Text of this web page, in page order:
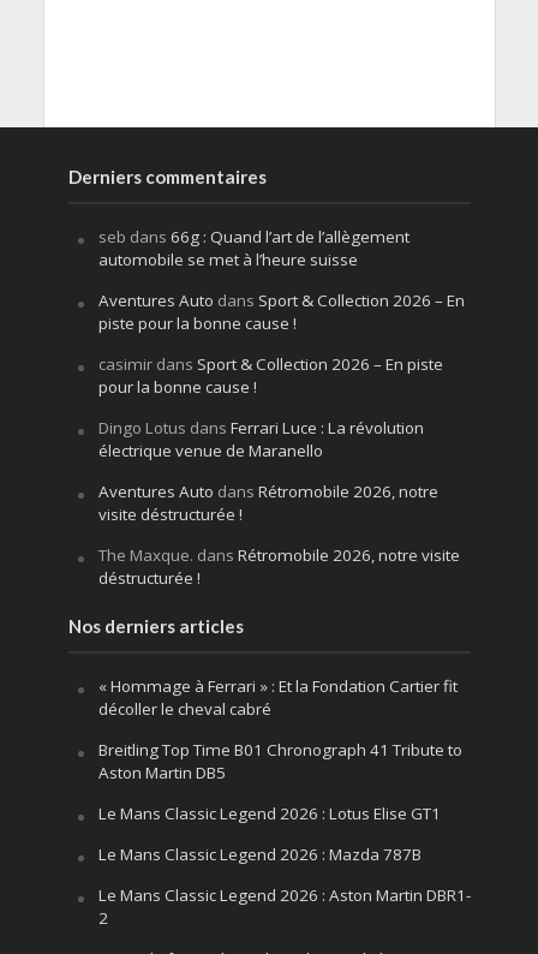
Derniers commentaires
seb dans 66g : Quand l’art de l’allègement
automobile se met à l’heure suisse
Aventures Auto dans Sport & Collection 2026 – En
piste pour la bonne cause !
casimirdans Sport & Collection 2026 – En piste
pour la bonne cause !
Dingo Lotus dans Ferrari Luce : La révolution
électrique venue de Maranello
Aventures Auto dans Rétromobile 2026, notre
visite déstructurée !
The Maxque. dans Rétromobile 2026, notre visite
déstructurée !
Nos derniers articles
« Hommage à Ferrari » : Et la Fondation Cartier fit
décoller le cheval cabré
Breitling Top Time B01 Chronograph 41 Tribute to
Aston Martin DB5
Le Mans Classic Legend 2026 : Lotus Elise GT1
Le Mans Classic Legend 2026 : Mazda 787B
Le Mans Classic Legend 2026 : Aston Martin DBR1-
2